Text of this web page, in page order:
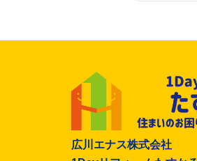
広川エナス株式会社